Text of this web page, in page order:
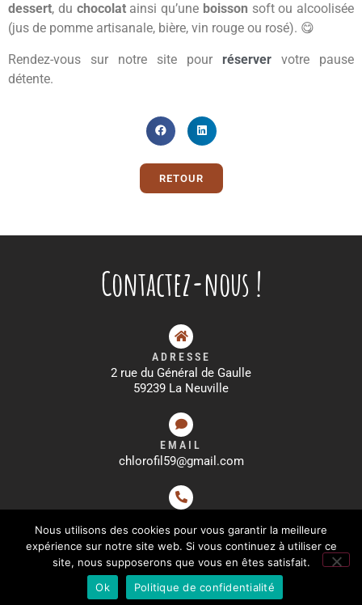
dessert, du chocolatainsi qu’une boisson soft ou alcoolisée
(jus de pomme artisanale, bière, vin rouge ou rosé). 😋
Rendez-vous sur notre site pour réserver votre pause
détente.
RETOUR
Contactez-nous !
ADRESSE
2 rue du Général de Gaulle
59239 La Neuville
EMAIL
chlorofil59@gmail.com
03 20 57 58 59
MENTIONS LÉGALES POLITIQUE DE CONFIDENTIALITÉ
CGV
Nous utilisons des cookies pour vous garantir la meilleure
expérience sur notre site web. Si vous continuez à utiliser ce
site, nous supposerons que vous en êtes satisfait.
Ok
Politique de confidentialité